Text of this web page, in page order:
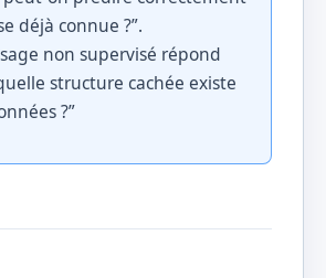
déjà connue ?”.
non supervisé répond
structure cachée existe
?”